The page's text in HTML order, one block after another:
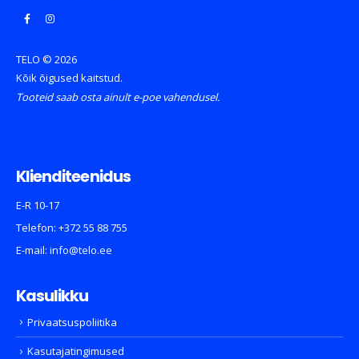
TELO © 2026
Kõik õigused kaitstud.
Tooteid saab osta ainult e-poe vahendusel.
Klienditeenidus
E-R 10-17
Telefon: +372 55 88 755
E-mail: info@telo.ee
Kasulikku
Privaatsuspoliitika
Kasutajatingimused